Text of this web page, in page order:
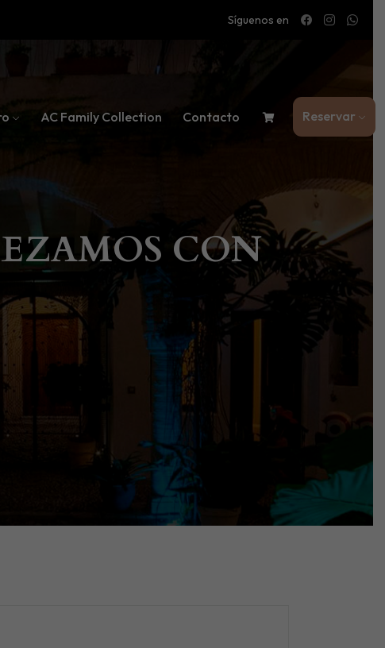
Síguenos en
AC Family Collection Contacto Reservar
CON